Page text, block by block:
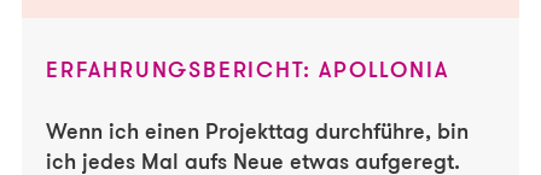
ERFAHRUNGSBERICHT: APOLLONIA
Wenn ich einen Projekttag durchführe, bin
ich jedes Mal aufs Neue etwas aufgeregt.